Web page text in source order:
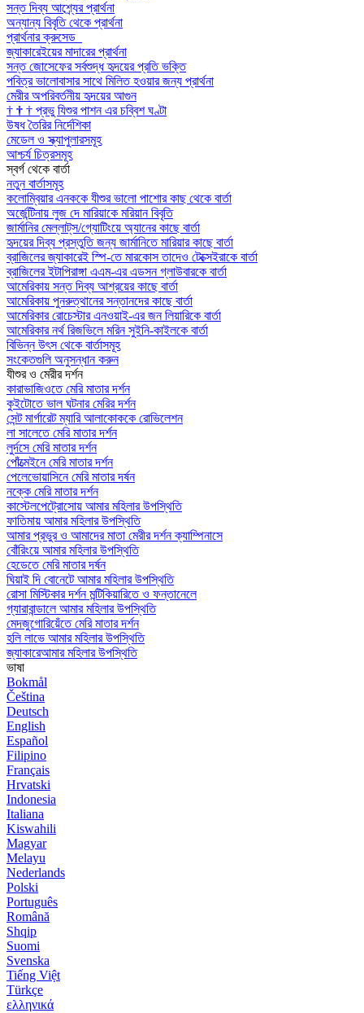
সন্ত দিব্য আশ্র্যের প্রার্থনা
অন্যান্য বিবৃতি থেকে প্রার্থনা
প্রার্থনার ক্রুসেড
জ্যাকারেইয়ের মাদারের প্রার্থনা
সন্ত জোসেফের সর্বশুদ্ধ হৃদয়ের প্রতি ভক্তি
পবিত্র ভালোবাসার সাথে মিলিত হওয়ার জন্য প্রার্থনা
মেরীর অপরিবর্তনীয় হৃদয়ের আগুন
† † † প্রভু যিশুর পাশন এর চব্বিশ ঘণ্টা
উষধ তৈরির নির্দেশিকা
মেডেল ও স্ক্যাপুলারসমূহ
আশ্চর্য চিত্রসমূহ
স্বর্গ থেকে বার্তা
নতুন বার্তাসমূহ
কলোম্বিয়ার এনককে যীশুর ভালো পাশোর কাছ থেকে বার্তা
অর্জেন্টিনায় লুজ দে মারিয়াকে মরিয়ান বিবৃতি
জার্মানির মেল্লাট্‌স/গ্যোটিংয়ে অ্যানের কাছে বার্তা
হৃদয়ের দিব্য প্রস্তুতি জন্য জার্মানিতে মারিয়ার কাছে বার্তা
ব্রাজিলের জ্যাকারেই স্পি-তে মারকোস তাদেও টেক্সেইরাকে বার্তা
ব্রাজিলের ইটাপিরাঙ্গা এএম-এর এডসন গ্লাউবারকে বার্তা
আমেরিকায় সন্ত দিব্য আশ্রয়ের কাছে বার্তা
আমেরিকায় পুনরুত্থানের সন্তানদের কাছে বার্তা
আমেরিকার রোচেস্টার এনওয়াই-এর জন লিয়ারিকে বার্তা
আমেরিকার নর্থ রিজভিলে মরিন সুইনি-কাইলকে বার্তা
বিভিন্ন উৎস থেকে বার্তাসমূহ
সংকেতগুলি অনুসন্ধান করুন
যীশুর ও মেরীর দর্শন
কারাভাজিওতে মেরি মাতার দর্শন
কুইটোতে ভাল ঘটনার মেরির দর্শন
সেন্ট মার্গারেট ম্যারি আলাকোককে রোভিলেশন
লা সালেতে মেরি মাতার দর্শন
লুর্দসে মেরি মাতার দর্শন
পোঁত্মেইনে মেরি মাতার দর্শন
পেলেভোয়াসিনে মেরি মাতার দর্ষন
নক্কে মেরি মাতার দর্শন
কাস্টেলপেট্রোসোয় আমার মহিলার উপস্থিতি
ফাতিমায় আমার মহিলার উপস্থিতি
আমার প্রভুর ও আমাদের মাতা মেরীর দর্শন ক্যাম্পিনাসে
বোঁরিংয়ে আমার মহিলার উপস্থিতি
হেডেতে মেরি মাতার দর্ষন
ঘিয়াই দি বোনেটে আমার মহিলার উপস্থিতি
রোসা মিস্টিকার দর্শন মন্টিকিয়ারিতে ও ফন্তানেলে
গ্যারাবান্ডালে আমার মহিলার উপস্থিতি
মেদজুগোরিয়েঁতে মেরি মাতার দর্শন
হলি লাভে আমার মহিলার উপস্থিতি
জ্যাকারেআমার মহিলার উপস্থিতি
ভাষা
Bokmål
Čeština
Deutsch
English
Español
Filipino
Français
Hrvatski
Indonesia
Italiana
Kiswahili
Magyar
Melayu
Nederlands
Polski
Português
Română
Shqip
Suomi
Svenska
Tiếng Việt
Türkçe
ελληνικά